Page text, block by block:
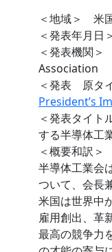
＜地域＞ 米
＜発表年月
＜発表機関
Association
＜発表 原タ
President’s
＜発表タイ
する半導体工
＜概要和訳＞
半導体工業会
ついて、会長
米国は世界中
雇用創出、革
最高の競争力